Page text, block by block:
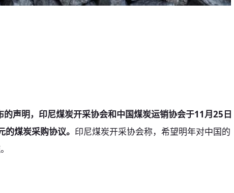
声明，印尼煤炭开采协会和中国煤炭运销协会于11月25日
煤炭采购协议。 印尼煤炭开采协会称，希望明年对中国的